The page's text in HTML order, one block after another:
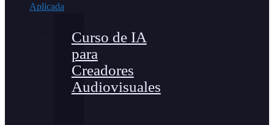
Aplicada
Curso de IA
para
Creadores
Audiovisuales